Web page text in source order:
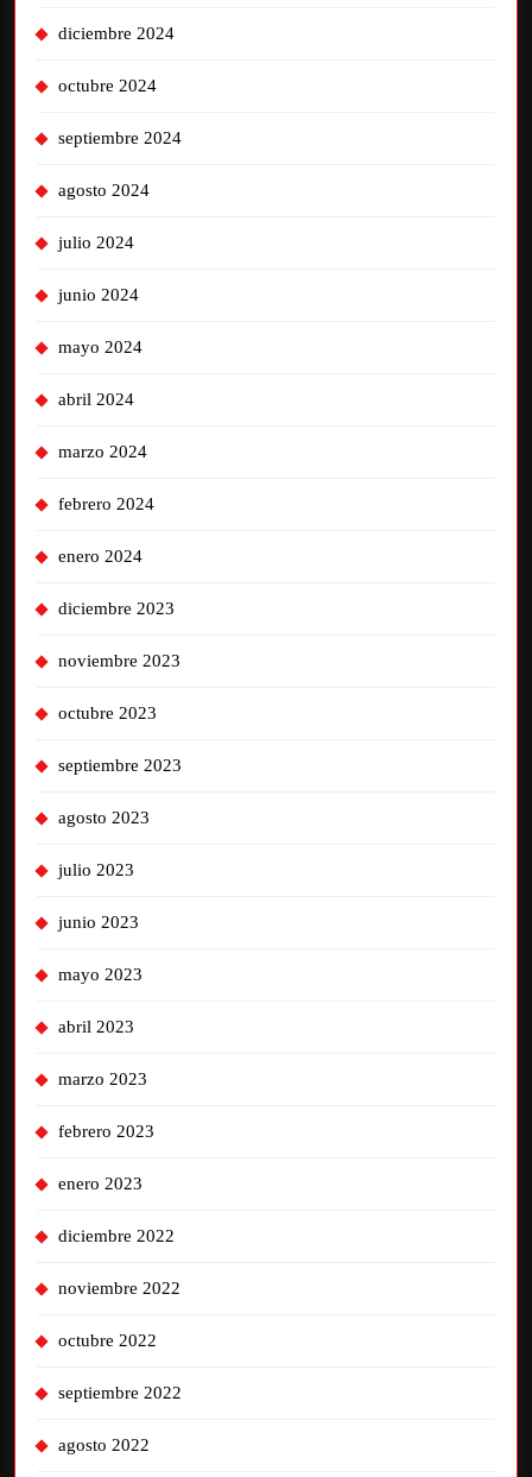
diciembre 2024
octubre 2024
septiembre 2024
agosto 2024
julio 2024
junio 2024
mayo 2024
abril 2024
marzo 2024
febrero 2024
enero 2024
diciembre 2023
noviembre 2023
octubre 2023
septiembre 2023
agosto 2023
julio 2023
junio 2023
mayo 2023
abril 2023
marzo 2023
febrero 2023
enero 2023
diciembre 2022
noviembre 2022
octubre 2022
septiembre 2022
agosto 2022